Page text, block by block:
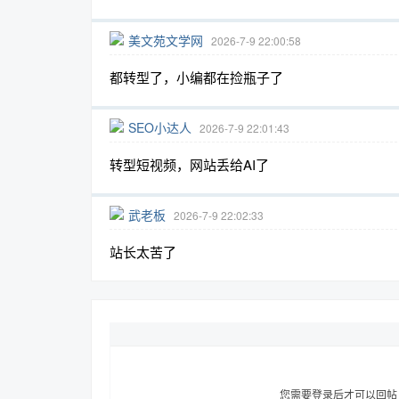
美文苑文学网 2026-7-9 22:00:58
都转型了，小编都在捡瓶子了
SEO小达人 2026-7-9 22:01:43
转型短视频，网站丢给AI了
武老板 2026-7-9 22:02:33
站长太苦了
您需要登录后才可以回帖